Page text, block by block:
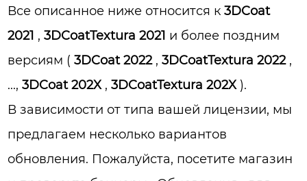
Все описанное ниже относится к3DCoat
2021 ,3DCoatTextura 2021 и более поздним
версиям (3DCoat 2022,3DCoatTextura 2022,
...,3DCoat 202X,3DCoatTextura 202X).
В зависимости от типа вашей лицензии, мы
предлагаем несколько вариантов
обновления. Пожалуйста, посетите магазин